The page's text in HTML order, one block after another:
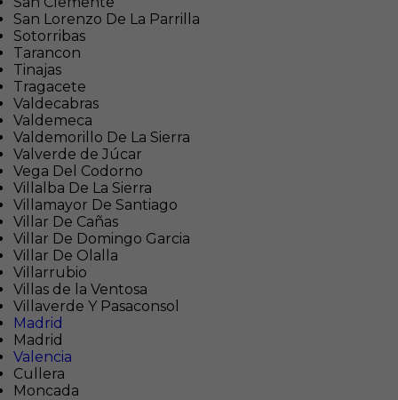
San Lorenzo De La Parrilla
Sotorribas
Tarancon
Tinajas
Tragacete
Valdecabras
Valdemeca
Valdemorillo De La Sierra
Valverde de Júcar
Vega Del Codorno
Villalba De La Sierra
Villamayor De Santiago
Villar De Cañas
Villar De Domingo Garcia
Villar De Olalla
Villarrubio
Villas de la Ventosa
Villaverde Y Pasaconsol
Madrid
Madrid
Valencia
Cullera
Moncada